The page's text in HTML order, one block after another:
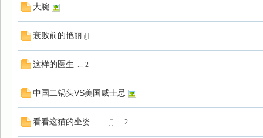
大腕
衰败前的艳丽
这样的医生 ... 2
中国二锅头VS美国威士忌
看看这猫的坐姿…… ... 2